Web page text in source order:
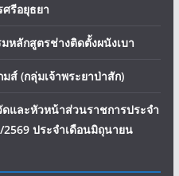
รีอยุธยา
หลักสูตรช่างติดตั้งผนังเบา
ส์ (กลุ่มเจ้าพระยาป่าสัก)
และหัวหน้าส่วนราชการประจำ
ประจำเดือนมิถุนายน